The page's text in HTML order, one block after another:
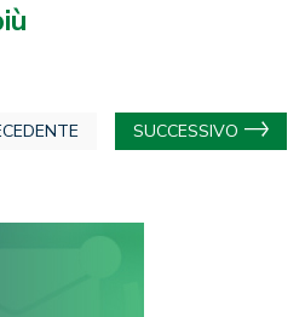
SUCCESSIVO